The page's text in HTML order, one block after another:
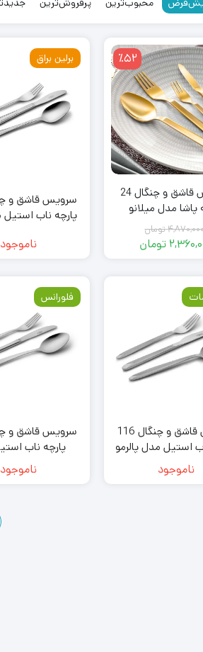
محبوب‌ترین پرفروش‌ترین
٪52
سرویس قاشق و چنگال 24
پاشا مدل میلانو
تومان
تومان
برلین براق
پارچه ناب استیل
ناموجود
سرویس قاشق و چنگال 116
استیل مدل پالرمو
ناموجود
فلورانس
پارچه ناب
فلورانس
ناموجود